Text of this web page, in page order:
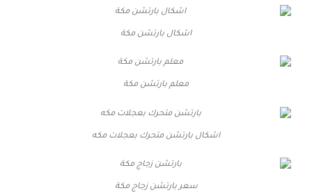
اشكال بارتشن مكة
معلم بارتشن مكة
اشكال بارتشن متحرك بعجلات مكه
سعر بارتشن زجاج مكة